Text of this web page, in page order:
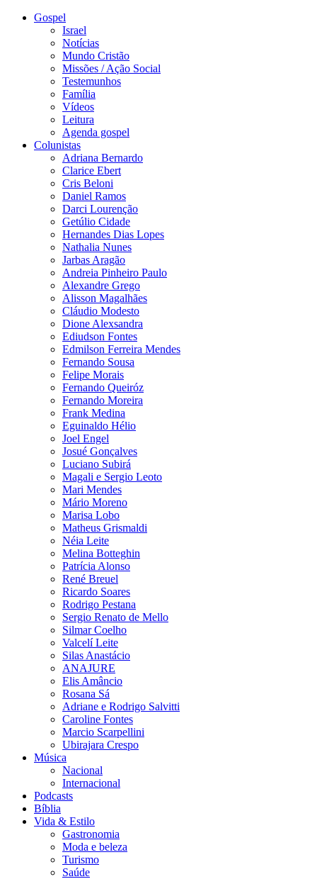
Gospel
Israel
Notícias
Mundo Cristão
Missões / Ação Social
Testemunhos
Família
Vídeos
Leitura
Agenda gospel
Colunistas
Adriana Bernardo
Clarice Ebert
Cris Beloni
Daniel Ramos
Darci Lourenção
Getúlio Cidade
Hernandes Dias Lopes
Nathalia Nunes
Jarbas Aragão
Andreia Pinheiro Paulo
Alexandre Grego
Alisson Magalhães
Cláudio Modesto
Dione Alexsandra
Ediudson Fontes
Edmilson Ferreira Mendes
Fernando Sousa
Felipe Morais
Fernando Queiróz
Fernando Moreira
Frank Medina
Eguinaldo Hélio
Joel Engel
Josué Gonçalves
Luciano Subirá
Magali e Sergio Leoto
Mari Mendes
Mário Moreno
Marisa Lobo
Matheus Grismaldi
Néia Leite
Melina Botteghin
Patrícia Alonso
René Breuel
Ricardo Soares
Rodrigo Pestana
Sergio Renato de Mello
Silmar Coelho
Valcelí Leite
Silas Anastácio
ANAJURE
Elis Amâncio
Rosana Sá
Adriane e Rodrigo Salvitti
Caroline Fontes
Marcio Scarpellini
Ubirajara Crespo
Música
Nacional
Internacional
Podcasts
Bíblia
Vida & Estilo
Gastronomia
Moda e beleza
Turismo
Saúde